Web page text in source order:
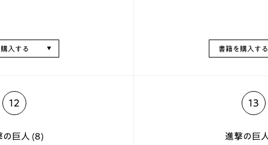
入する 書籍を購入する
12
の巨人 (8)
13
進撃の巨